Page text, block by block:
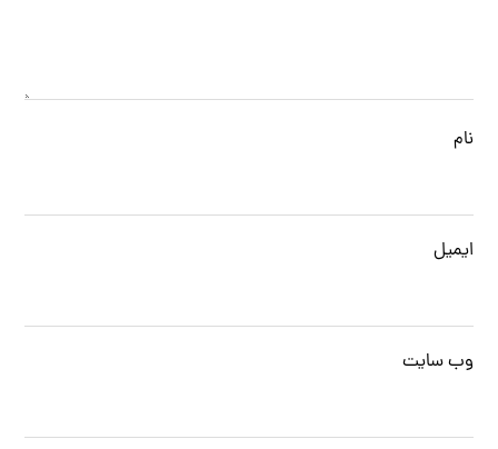
نام
ایمیل
وب‌ سایت